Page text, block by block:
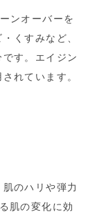
ンオーバーを
くすみなど、
す。エイジン
れています。
のハリや弾力
肌の変化に効